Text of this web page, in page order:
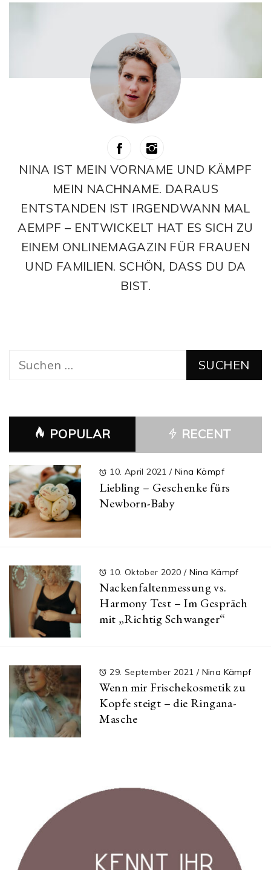
NINA IST MEIN VORNAME UND KÄMPF
MEIN NACHNAME. DARAUS
ENTSTANDEN IST IRGENDWANN MAL
AEMPF – ENTWICKELT HAT ES SICH ZU
EINEM ONLINEMAGAZIN FÜR FRAUEN
UND FAMILIEN. SCHÖN, DASS DU DA
BIST.
Suchen
POPULAR RECENT
10. April 2021/ Nina Kämpf
Liebling – Geschenke fürs
Newborn-Baby
10. Oktober 2020 / Nina Kämpf
Nackenfaltenmessung vs.
Harmony Test – Im Gespräch
mit „Richtig Schwanger“
29. September 2021 / Nina Kämpf
Wenn mir Frischekosmetik zu
Kopfe steigt – die Ringana-
Masche